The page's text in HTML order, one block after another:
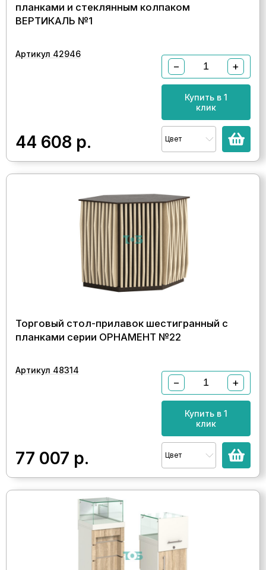
планками и стеклянным колпаком
ВЕРТИКАЛЬ №1
Артикул 42946
44 608 р.
− +
Купить в 1
клик
Цвет
Торговый стол-прилавок шестигранный с
планками серии ОРНАМЕНТ №22
Артикул 48314
77 007 р.
− +
Купить в 1
клик
Цвет